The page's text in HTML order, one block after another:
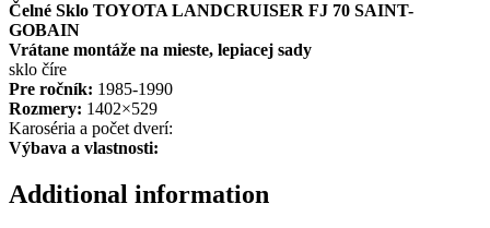
Čelné Sklo TOYOTA LANDCRUISER FJ 70 SAINT-
GOBAIN
Vrátane montáže na mieste, lepiacej sady
sklo číre
Pre ročník: 1985-1990
Rozmery: 1402×529
Karoséria a počet dverí:
Výbava a vlastnosti:
Additional information